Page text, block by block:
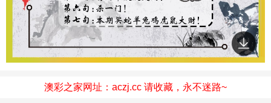
澳彩之家网址：aczj.cc 请收藏，永不迷路~